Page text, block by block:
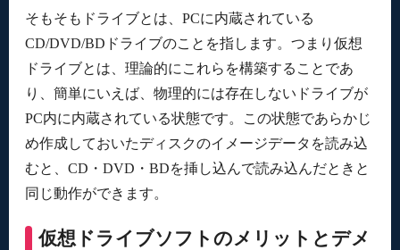
そもそもドライブとは、PCに内蔵されている
CD/DVD/BDドライブのことを指します。つまり仮想
ドライブとは、理論的にこれらを構築することであ
り、簡単にいえば、物理的には存在しないドライブが
PC内に内蔵されている状態です。この状態であらかじ
め作成しておいたディスクのイメージデータを読み込
むと、CD・DVD・BDを挿し込んで読み込んだときと
同じ動作ができます。
仮想ドライブソフトのメリットとデメ